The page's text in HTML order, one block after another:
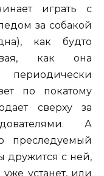
играть с
за собакой
как будто
как она
по покатому
сверху за
А
преследуемый
дружится с ней,
устанет, или